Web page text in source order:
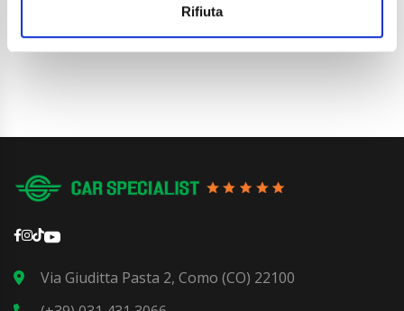
Rifiuta
Via Giuditta Pasta 2, Como (CO) 22100